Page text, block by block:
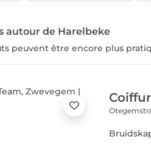
autour de Harelbeke
peuvent être encore plus